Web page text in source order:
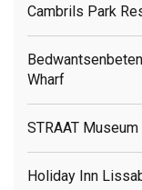
Cambrils Park
Wharf
STRAAT
Holiday Inn